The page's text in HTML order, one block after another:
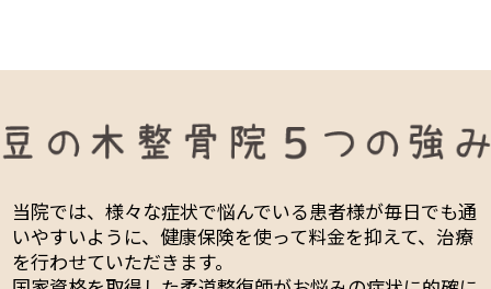
当院では、様々な症状で悩んでいる患者様が毎日でも通
いやすいように、健康保険を使って料金を抑えて、治療
を行わせていただきます。